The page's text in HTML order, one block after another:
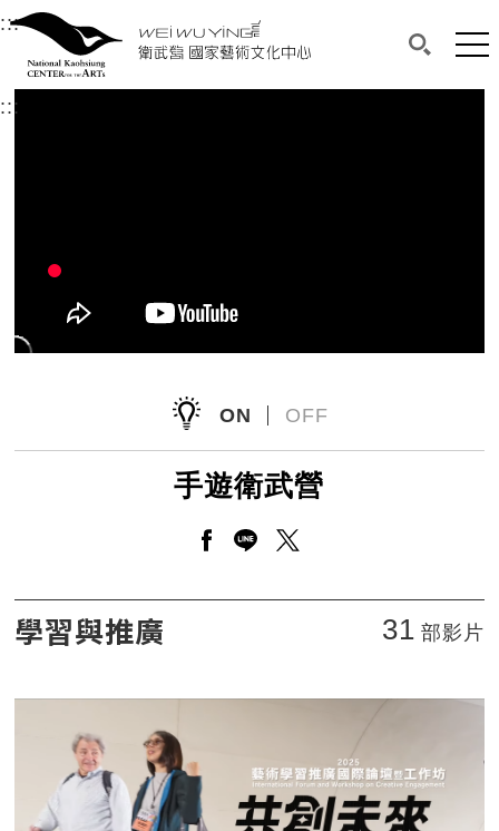
衛武營國家藝術文化中心
中央內容區塊，為本頁主要內容區。
:::選單連結區塊，此區塊列有本網站主要連結。
衛武營國家藝術文化中心
搜尋(開
網
:::
ON OFF
手遊衛武營
另開新視窗分享至facebook
另開新視窗分享至line
另開新視窗分享至
手遊衛武營
學習與推廣 31 部影片